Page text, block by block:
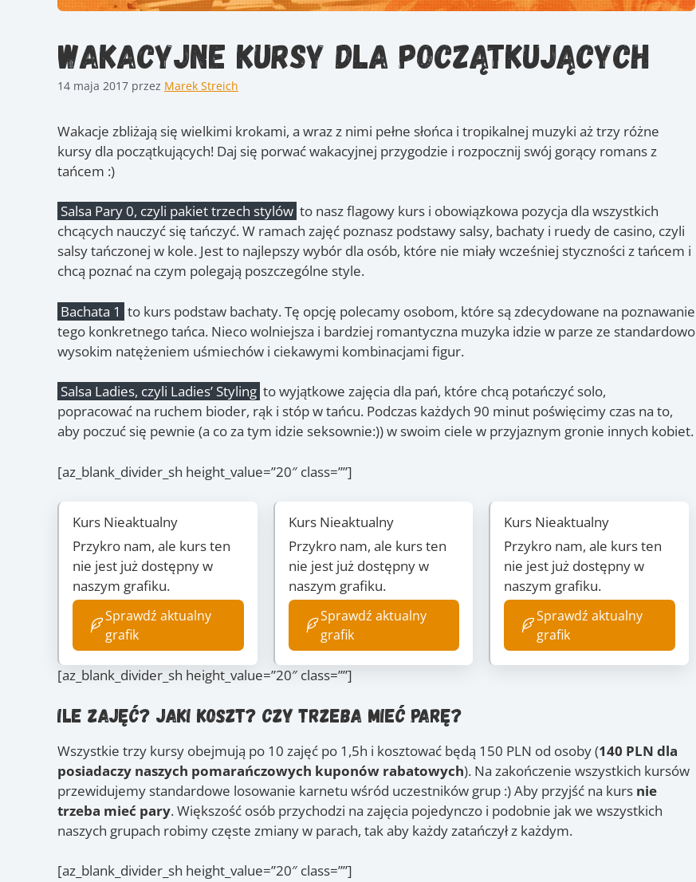
Wakacyjne kursy dla początkujących
14 maja 2017 przez Marek Streich
Wakacje zbliżają się wielkimi krokami, a wraz z nimi pełne słońca i tropikalnej muzyki aż trzy różne
kursy dla początkujących! Daj się porwać wakacyjnej przygodzie i rozpocznij swój gorący romans z
tańcem :)
Salsa Pary 0, czyli pakiet trzech stylów to nasz flagowy kurs i obowiązkowa pozycja dla wszystkich
chcących nauczyć się tańczyć. W ramach zajęć poznasz podstawy salsy, bachaty i ruedy de casino, czyli
salsy tańczonej w kole. Jest to najlepszy wybór dla osób, które nie miały wcześniej styczności z tańcem i
chcą poznać na czym polegają poszczególne style.
Bachata 1 to kurs podstaw bachaty. Tę opcję polecamy osobom, które są zdecydowane na poznawanie
tego konkretnego tańca. Nieco wolniejsza i bardziej romantyczna muzyka idzie w parze ze standardowo
wysokim natężeniem uśmiechów i ciekawymi kombinacjami figur.
Salsa Ladies, czyli Ladies’ Styling to wyjątkowe zajęcia dla pań, które chcą potańczyć solo,
popracować na ruchem bioder, rąk i stóp w tańcu. Podczas każdych 90 minut poświęcimy czas na to,
aby poczuć się pewnie (a co za tym idzie seksownie:)) w swoim ciele w przyjaznym gronie innych kobiet.
[az_blank_divider_sh height_value=”20″ class=””]
Kurs Nieaktualny
Przykro nam, ale kurs ten
nie jest już dostępny w
naszym grafiku.
Sprawdź aktualny
grafik
Kurs Nieaktualny
Przykro nam, ale kurs ten
nie jest już dostępny w
naszym grafiku.
Sprawdź aktualny
grafik
Kurs Nieaktualny
Przykro nam, ale kurs ten
nie jest już dostępny w
naszym grafiku.
Sprawdź aktualny
grafik
[az_blank_divider_sh height_value=”20″ class=””]
Ile zajęć? Jaki koszt? Czy trzeba mieć parę?
Wszystkie trzy kursy obejmują po 10 zajęć po 1,5h i kosztować będą 150 PLN od osoby (140 PLN dla
posiadaczy naszych pomarańczowych kuponów rabatowych). Na zakończenie wszystkich kursów
przewidujemy standardowe losowanie karnetu wśród uczestników grup :) Aby przyjść na kurs nie
trzeba mieć pary. Większość osób przychodzi na zajęcia pojedynczo i podobnie jak we wszystkich
naszych grupach robimy częste zmiany w parach, tak aby każdy zatańczył z każdym.
[az_blank_divider_sh height_value=”20″ class=””]